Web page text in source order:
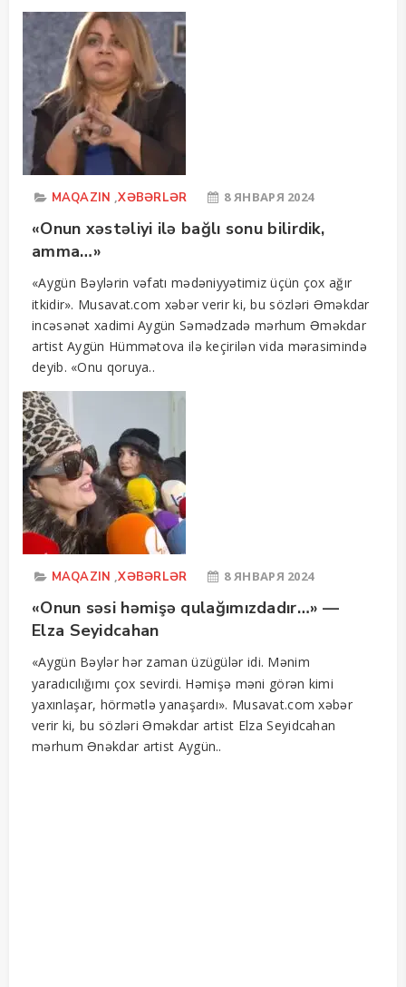
MAQAZIN ,XƏBƏRLƏR 8 ЯНВАРЯ 2024
«Onun xəstəliyi ilə bağlı sonu bilirdik,
amma…»
«Aygün Bəylərin vəfatı mədəniyyətimiz üçün çox ağır
itkidir». Musavat.com xəbər verir ki, bu sözləri Əməkdar
incəsənət xadimi Aygün Səmədzadə mərhum Əməkdar
artist Aygün Hümmətova ilə keçirilən vida mərasimində
deyib. «Onu qoruya..
MAQAZIN ,XƏBƏRLƏR 8 ЯНВАРЯ 2024
«Onun səsi həmişə qulağımızdadır…» —
Elza Seyidcahan
«Aygün Bəylər hər zaman üzügülər idi. Mənim
yaradıcılığımı çox sevirdi. Həmişə məni görən kimi
yaxınlaşar, hörmətlə yanaşardı». Musavat.com xəbər
verir ki, bu sözləri Əməkdar artist Elza Seyidcahan
mərhum Ənəkdar artist Aygün..